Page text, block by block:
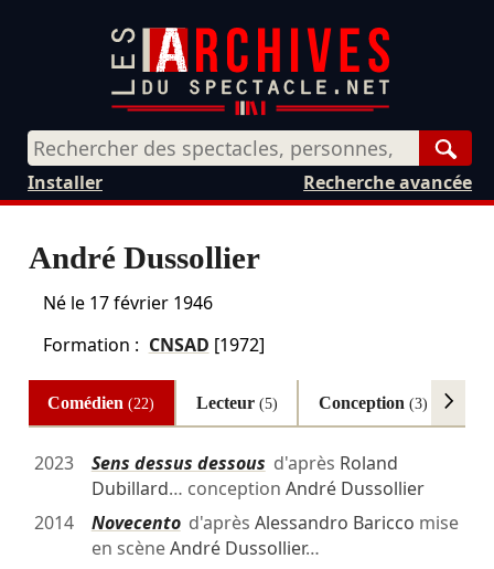
Recherche avancée
Installer
André Dussollier
Né le 17 février 1946
Formation : CNSAD [1972]
Comédien(22) Lecteur (5) Conception(3)
2023 Sens dessus dessous d'après Roland
Dubillard… conception André Dussollier
2014
Novecentod'après Alessandro Baricco mise
en scèneAndré Dussollier…